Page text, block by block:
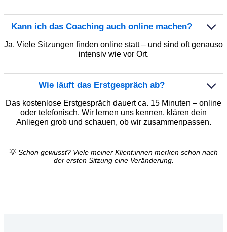
Kann ich das Coaching auch online machen?
Ja. Viele Sitzungen finden online statt – und sind oft genauso
intensiv wie vor Ort.
Wie läuft das Erstgespräch ab?
Das kostenlose Erstgespräch dauert ca. 15 Minuten – online
oder telefonisch. Wir lernen uns kennen, klären dein
Anliegen grob und schauen, ob wir zusammenpassen.
💡Schon gewusst? Viele meiner Klient:innen merken schon nach
der ersten Sitzung eine Veränderung.